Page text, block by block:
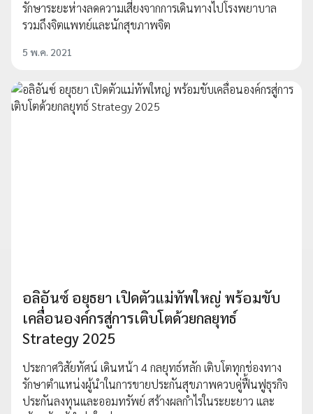
รักษาระยะห่างลดความเสี่ยงจากการเดินทางไปโรงพยาบาล
รวมถึงจิตแพทย์และนักสุขภาพจิต
5 พ.ค. 2021
อลิอันซ์ อยุธยา เปิดตัวแม่ทัพใหญ่ พร้อมขับ
เคลื่อนองค์กรสู่การเติบโตด้วยกลยุทธ์
Strategy 2025
ประกาศวิสัยทัศน์ เดินหน้า 4 กลยุทธ์หลัก เติบโตทุกช่องทาง
รักษาตำแหน่งผู้นำในการขายประกันสุขภาพควบคู่ฟื้นฟูธุรกิจ
ประกันลงทุนและออมทรัพย์ สร้างผลกำไรในระยะยาว และ